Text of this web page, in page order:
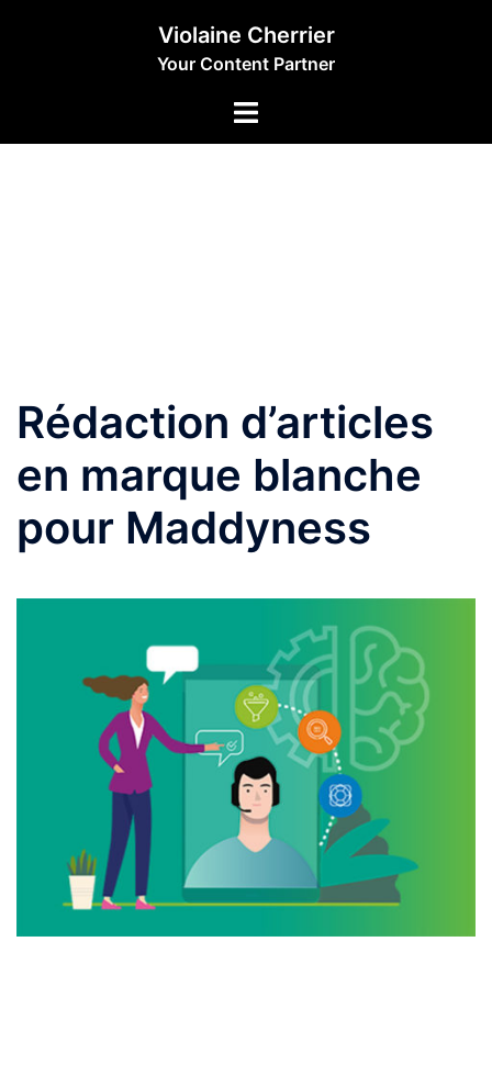
Violaine Cherrier
Your Content Partner
Rédaction d’articles
en marque blanche
pour Maddyness